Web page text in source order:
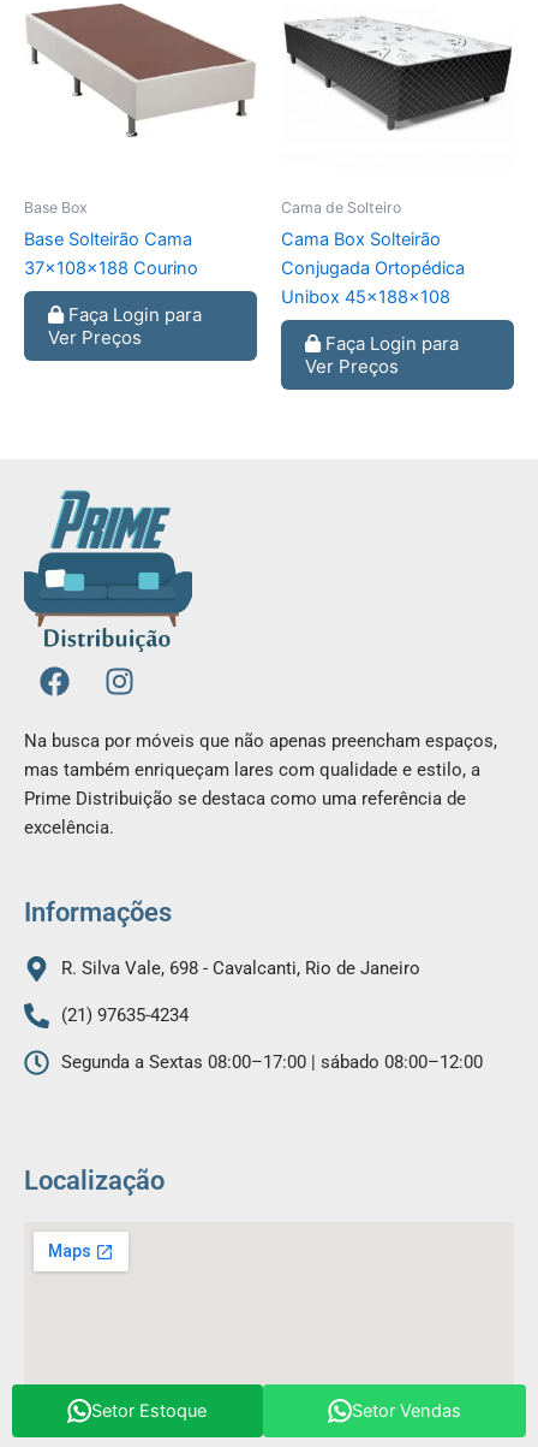
Base Box
Base Solteirão Cama
37x108x188 Courino
Faça Login para
Ver Preços
Cama de Solteiro
Cama Box Solteirão
Conjugada Ortopédica
Unibox 45x188x108
Faça Login para
Ver Preços
F
a
c
e
b
o
o
I
n
t
a
g
m
Na busca por móveis que não apenas preencham espaços,
mas também enriqueçam lares com qualidade e estilo, a
Prime Distribuição se destaca como uma referência de
excelência.
Informações
R. Silva Vale, 698 - Cavalcanti, Rio de Janeiro
(21) 97635-4234
Segunda a Sextas 08:00–17:00 | sábado 08:00–12:00
Localização
Setor Estoque Setor Vendas